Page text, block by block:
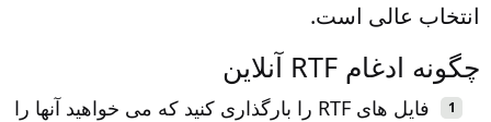
انتخاب عالی است.
چگونه ادغام RTF آنلاین
فایل های RTF را بارگذاری کنید که می خواهید آنها را